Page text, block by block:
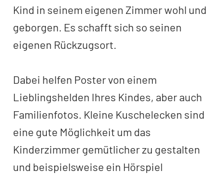
Kind in seinem eigenen Zimmer wohl und
geborgen. Es schafft sich so seinen
eigenen Rückzugsort.
Dabei helfen Poster von einem
Lieblingshelden Ihres Kindes, aber auch
Familienfotos. Kleine Kuschelecken sind
eine gute Möglichkeit um das
Kinderzimmer gemütlicher zu gestalten
und beispielsweise ein Hörspiel